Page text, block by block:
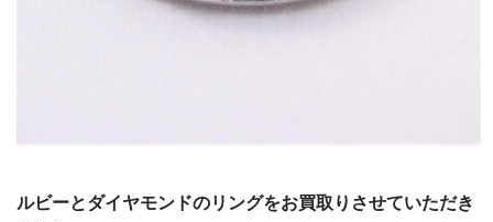
ルビーとダイヤモンドのリングをお買取りさせていただき